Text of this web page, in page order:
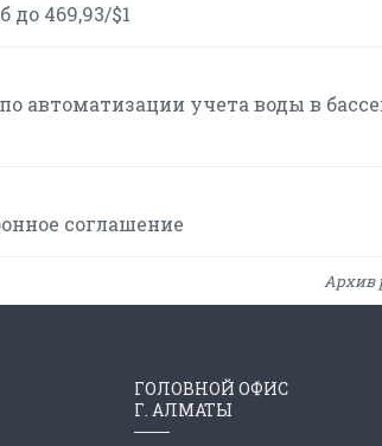
469,93/$1
автоматизации учета воды в
соглашение
Архив
ГОЛОВНОЙ ОФИС
Г. АЛМАТЫ